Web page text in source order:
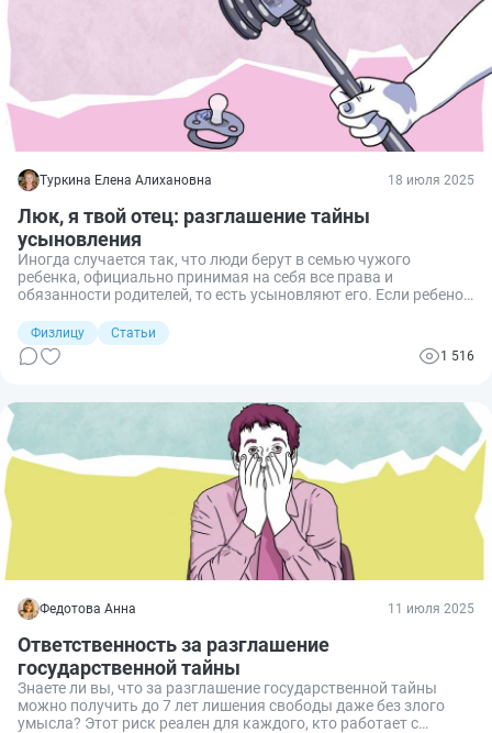
Туркина Елена Алихановна 18 июля 2025
Люк, я твой отец: разглашение тайны
усыновления
Иногда случается так, что люди берут в семью чужого
ребенка, официально принимая на себя все права и
обязанности родителей, то есть усыновляют его. Если ребенок
искренне считает воспитывающих его людей родными папой
и мамой. И чтобы никто не смог разрушить хрупкое счастье
маленького человека и его приемных родителей, существует
Физлицу
Статьи
1 516
Федотова Анна 11 июля 2025
Ответственность за разглашение
государственной тайны
Знаете ли вы, что за разглашение государственной тайны
можно получить до 7 лет лишения свободы даже без злого
умысла? Этот риск реален для каждого, кто работает с